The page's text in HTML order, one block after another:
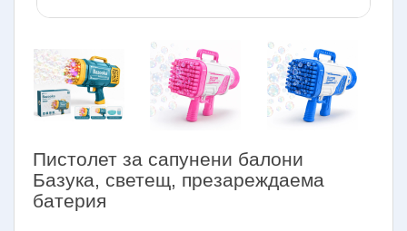
Пистолет за сапунени балони
Базука, светещ, презареждаема
батерия